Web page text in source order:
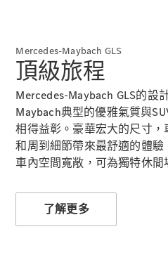
VLE 全新型號 純電動
MPVs
Mercedes-Maybach GLS
頂級旅程
Mercedes-Maybach GLS的設
Maybach典型的優雅氣質與
相得益彰。豪華宏大的尺寸
和周到細節帶來最舒適的體驗
車內空間寬敞，可為獨特休閒
了解更多